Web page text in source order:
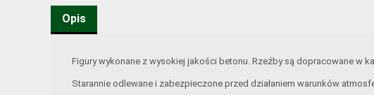
Opis
Figury wykonane z wysokiej jakości betonu. Rzeźby są dopracowane w
Starannie odlewane i zabezpieczone przed działaniem warunków